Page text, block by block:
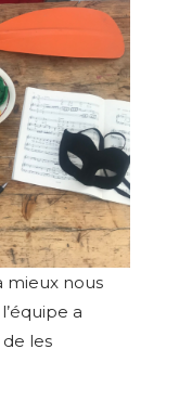
mieux nous
a
les